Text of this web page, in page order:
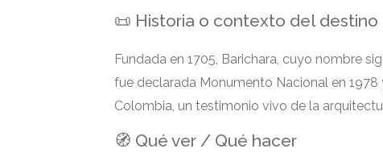
📜 Historia o contexto del destino
Fundada en 1705, Barichara, cuyo nombre
fue declarada Monumento Nacional en
Colombia, un testimonio vivo de la
🧭 Qué ver / Qué hacer